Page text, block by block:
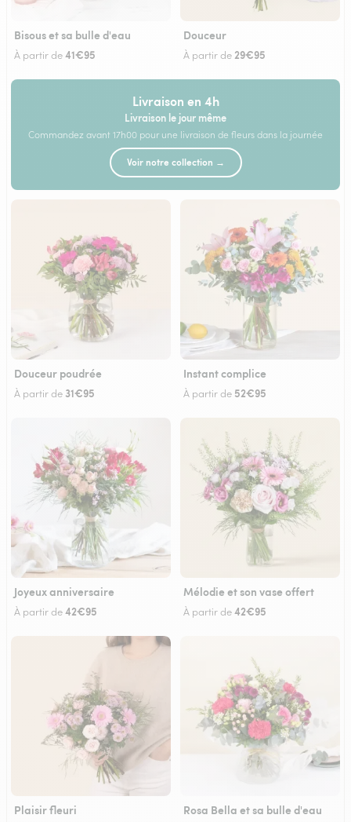
Bisous et sa bulle d'eau
À partir de41€95
Douceur
À partir de 29€95
Livraison en 4h
Livraison le jour même
Commandez avant 17h00 pour une livraison de fleurs dans la journée
Voir notre collection →
Douceur poudrée
À partir de 31€95
Instant complice
À partir de 52€95
Joyeux anniversaire
À partir de42€95
Mélodie et son vase offert
À partir de42€95
Plaisir fleuri Rosa Bella et sa bulle d'eau